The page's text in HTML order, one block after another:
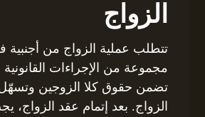
الزواج
تتطلب عملية الزواج من أجنبية
مجموعة من الإجراءات القانونية
تضمن حقوق كلا الزوجين وتسهّل
الزواج. بعد إتمام عقد الزواج،